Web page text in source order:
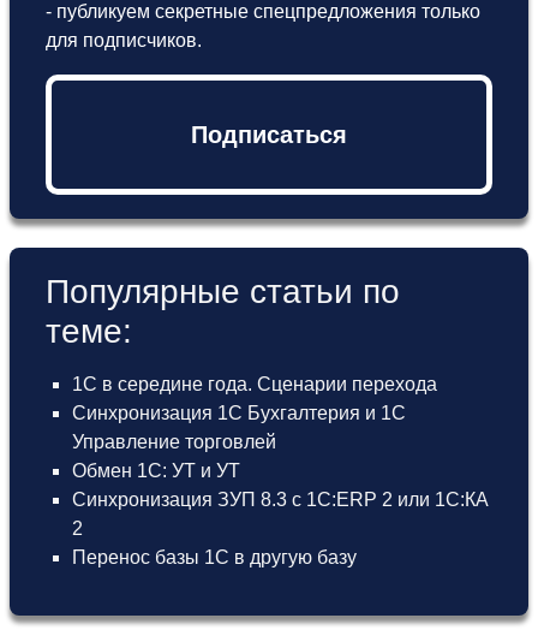
- публикуем секретные спецпредложения только
для подписчиков.
Подписаться
Популярные статьи по
теме:
1С в середине года. Сценарии перехода
Синхронизация 1С Бухгалтерия и 1С
Управление торговлей
Обмен 1С: УТ и УТ
Синхронизация ЗУП 8.3 с 1С:ERP 2 или 1С:КА
2
Перенос базы 1С в другую базу